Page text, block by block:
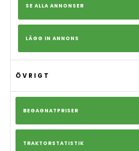
SE ALLA ANNONSER
LÄGG IN ANNONS
ÖVRIGT
BEGAGNATPRISER
TRAKTORSTATISTIK